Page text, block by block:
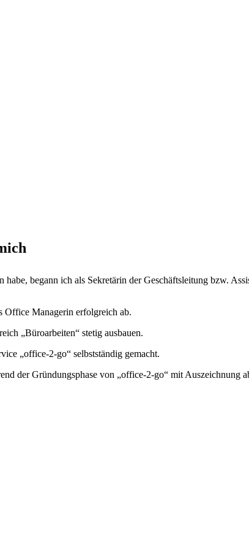
begann ich als Sekretärin der Geschäftsleitung bzw.
Office Managerin erfolgreich ab.
„Büroarbeiten“ stetig ausbauen.
„office-2-go“ selbstständig gemacht.
der Gründungsphase von „office-2-go“ mit Auszeichnung